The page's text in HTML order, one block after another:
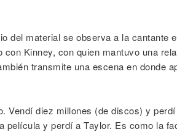
del material se observa a la cantante
Kinney, con quien mantuvo una
transmite una escena en donde
Vendí diez millones (de discos) y
película y perdí a Taylor. Es como la